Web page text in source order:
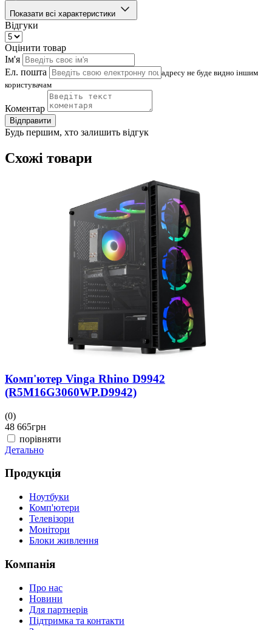
Показати всі характеристики
Відгуки
Оцінити товар
Ім'я
Ел. пошта
адресу не буде видно іншим
користувачам
Коментар
Відправити
Будь першим, хто залишить відгук
Схожі товари
Комп'ютер Vinga Rhino D9942
(R5M16G3060WP.D9942)
(0)
48 665грн
порівняти
Детально
Продукція
Ноутбуки
Комп'ютери
Телевізори
Монітори
Блоки живлення
Компанія
Про нас
Новини
Для партнерів
Підтримка та контакти